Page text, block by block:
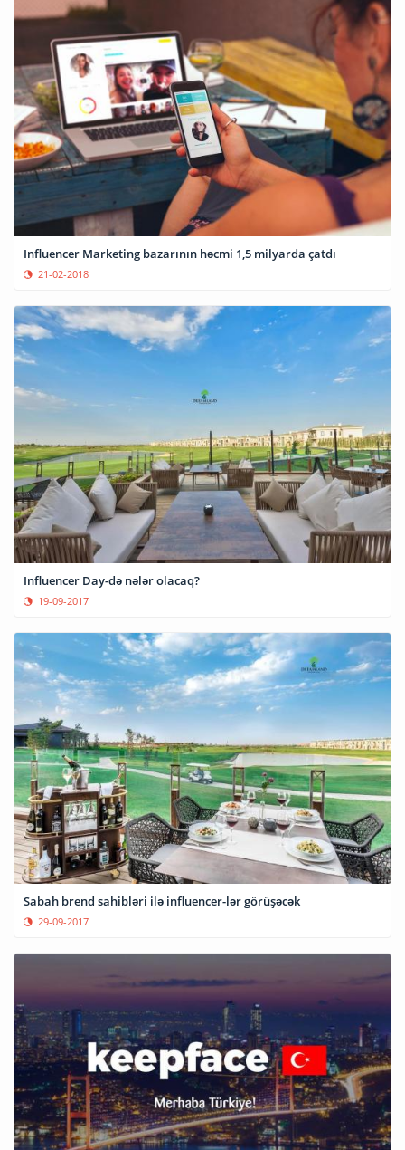
Influencer Marketing bazarının həcmi 1,5 milyarda çatdı
21-02-2018
Influencer Day-də nələr olacaq?
19-09-2017
Sabah brend sahibləri ilə influencer-lər görüşəcək
29-09-2017